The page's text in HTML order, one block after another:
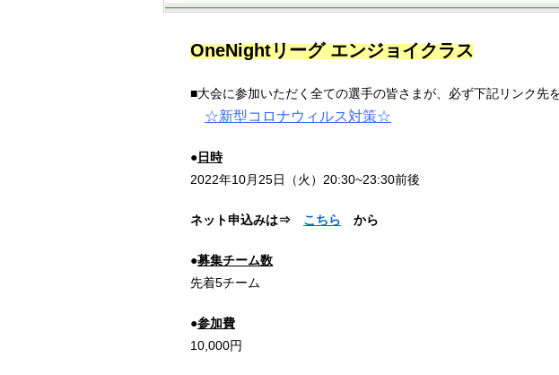
OneNightリーグ エンジョイクラス
■大会に参加いただく全ての選手の皆さまが、必ず下記リンク先
☆新型コロナウィルス対策☆
●日時
2022年10月25日（火 ）20:30~23:30前後
ネット申込みは⇒ こちら から
●募集チーム数
先着5チーム
●参加費
10,000円